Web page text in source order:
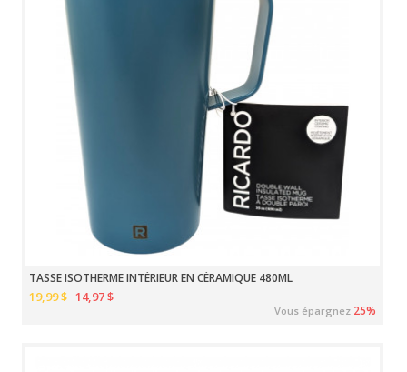
TASSE ISOTHERME INTÉRIEUR EN CÉRAMIQUE 480ML
19,99 $ 14,97 $
Vous épargnez 25%